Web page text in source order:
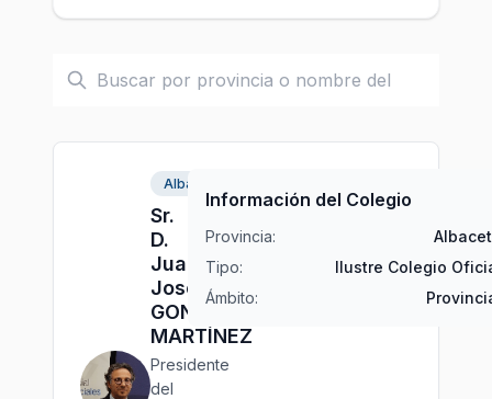
Albacete
Sr.
D.
Juan
José
GONZÁLEZ
MARTÍNEZ
Presidente
del
Información del Colegio
Provincia:
Tipo:
Ilustre Colegio
Ámbito: